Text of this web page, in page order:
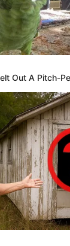
Out A Pitch-